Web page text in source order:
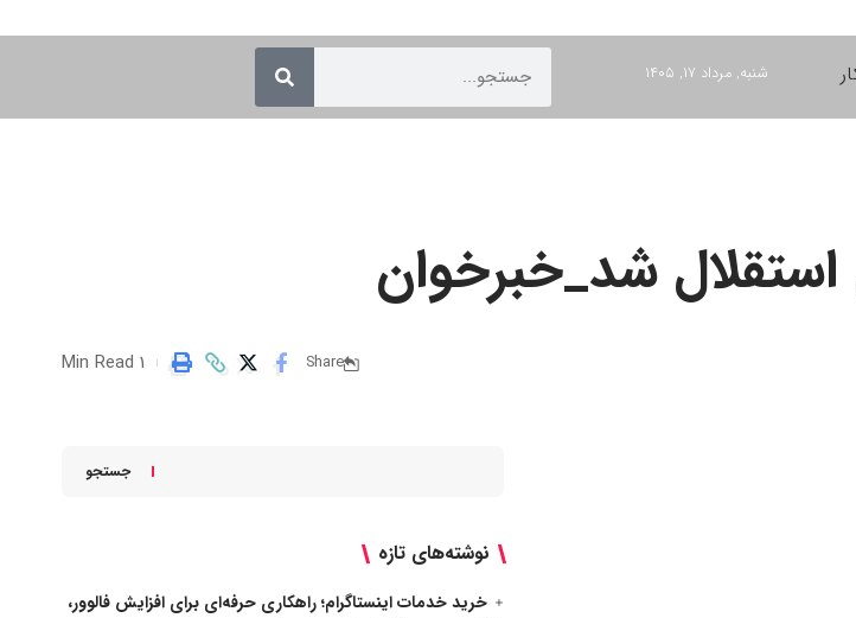
شنبه, مرداد ۱۷, ۱۴۰۵
استقلال شد_خبرخوان
Share
1 Min Read
جستجو
نوشته‌های تازه
خرید خدمات اینستاگرام؛ راهکاری حرفه‌ای برای افزایش فالوور،